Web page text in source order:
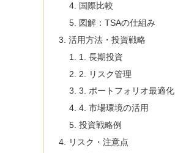
国際比較
図解：TSAの仕組み
活用方法・投資戦略
1. 長期投資
2. リスク管理
3. ポートフォリオ最適化
4. 市場環境の活用
投資戦略例
リスク・注意点